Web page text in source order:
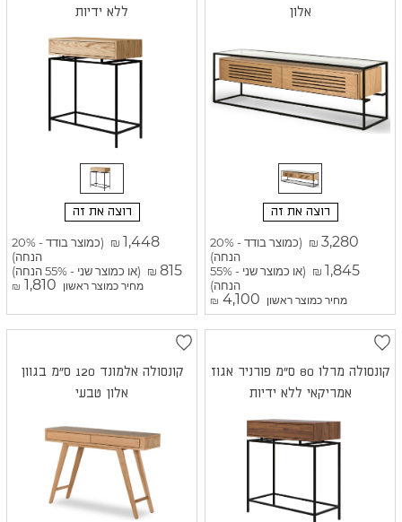
אלון
רוצה את זה
₪ 3,280
(כמוצר בודד - 20%
הנחה)
₪ 1,845
(או כמוצר שני - 55%
הנחה)
מחיר כמוצר ראשון ₪ 4,100
ללא ידיות
רוצה את זה
₪ 1,448
(כמוצר בודד - 20%
הנחה)
₪ 815 (או כמוצר שני - 55% הנחה)
מחיר כמוצר ראשון ₪ 1,810
קונסולה מרלו 80 ס"מ פורניר אגוז
אמריקאי ללא ידיות
קונסולה אלמונד 120 ס"מ בגוון
אלון טבעי